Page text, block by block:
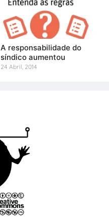
A responsabilidade do
síndico aumentou
24 Abril, 2014